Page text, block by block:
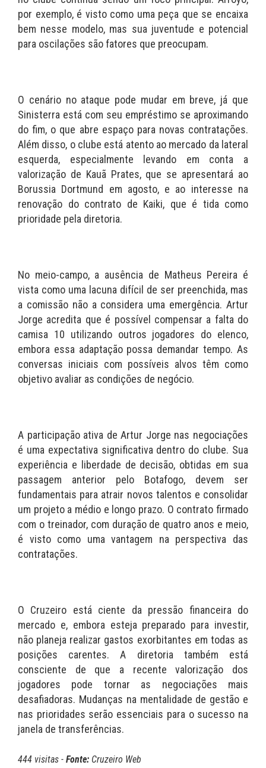
por exemplo, é visto como uma peça que se encaixa
bem nesse modelo, mas sua juventude e potencial
para oscilações são fatores que preocupam.
O cenário no ataque pode mudar em breve, já que
Sinisterra está com seu empréstimo se aproximando
do fim, o que abre espaço para novas contratações.
Além disso, o clube está atento ao mercado da lateral
esquerda, especialmente levando em conta a
valorização de Kauã Prates, que se apresentará ao
Borussia Dortmund em agosto, e ao interesse na
renovação do contrato de Kaiki, que é tida como
prioridade pela diretoria.
No meio-campo, a ausência de Matheus Pereira é
vista como uma lacuna difícil de ser preenchida, mas
a comissão não a considera uma emergência. Artur
Jorge acredita que é possível compensar a falta do
camisa 10 utilizando outros jogadores do elenco,
embora essa adaptação possa demandar tempo. As
conversas iniciais com possíveis alvos têm como
objetivo avaliar as condições de negócio.
A participação ativa de Artur Jorge nas negociações
é uma expectativa significativa dentro do clube. Sua
experiência e liberdade de decisão, obtidas em sua
passagem anterior pelo Botafogo, devem ser
fundamentais para atrair novos talentos e consolidar
um projeto a médio e longo prazo. O contrato firmado
com o treinador, com duração de quatro anos e meio,
é visto como uma vantagem na perspectiva das
contratações.
O Cruzeiro está ciente da pressão financeira do
mercado e, embora esteja preparado para investir,
não planeja realizar gastos exorbitantes em todas as
posições carentes. A diretoria também está
consciente de que a recente valorização dos
jogadores pode tornar as negociações mais
desafiadoras. Mudanças na mentalidade de gestão e
nas prioridades serão essenciais para o sucesso na
janela de transferências.
444 visitas - Fonte: Cruzeiro Web